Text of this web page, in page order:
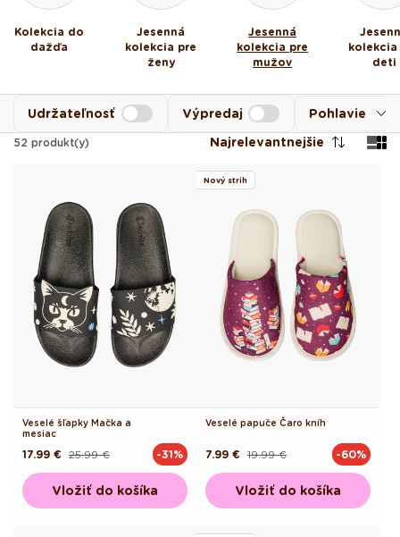
Kolekcia do
dažďa
Jesenná
kolekcia pre
ženy
Jesenná
kolekcia pre
mužov
kolekcia
deti
Pohlavie
Udržateľnosť Výpredaj
52 produkt(y) Najrelevantnejšie
Veselé šľapky Mačka a
mesiac
Pôvodná25.99 €
Akciová
17.99 € -31%
Vložiť do košíka
Nový strih
Veselé papuče Čaro kníh
Pôvodná19.99 €
Akciová
7.99 € -60%
Vložiť do košíka